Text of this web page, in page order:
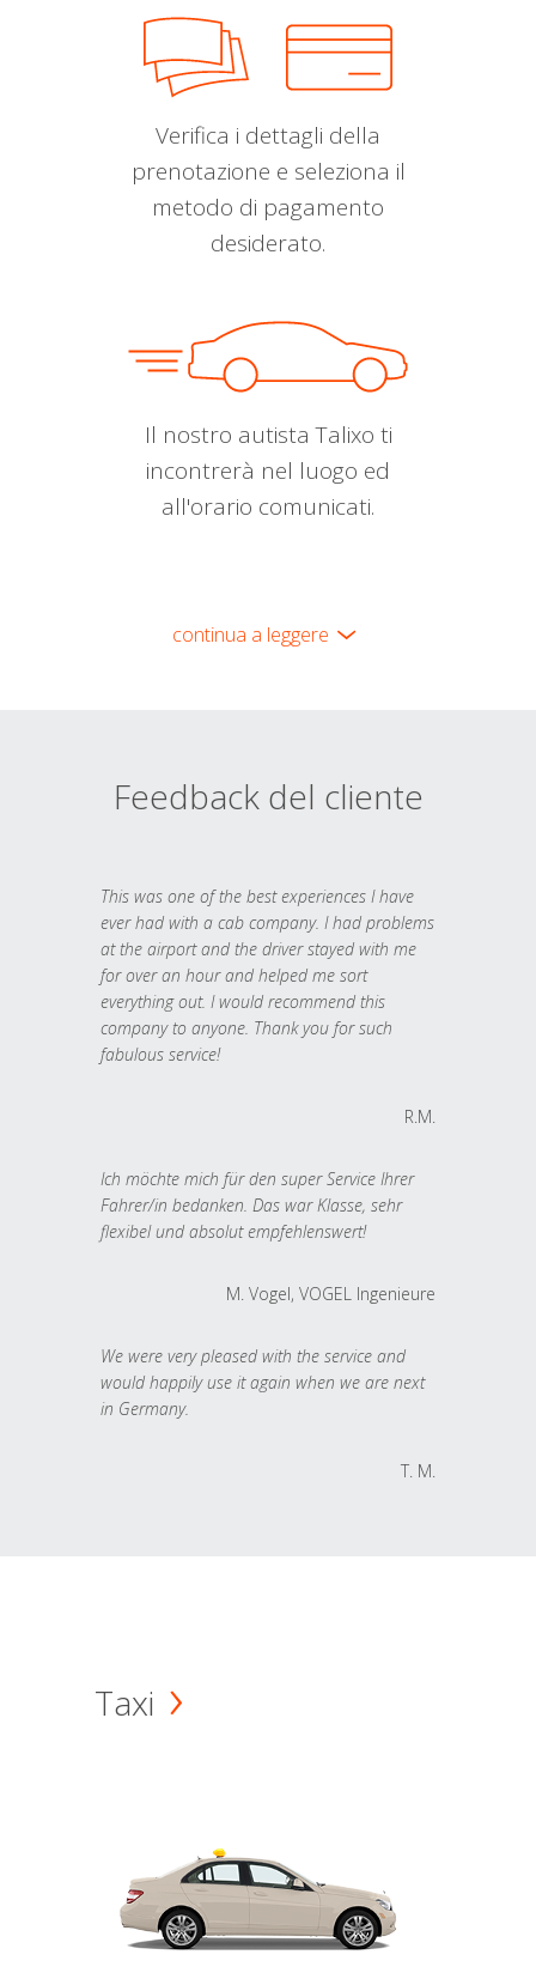
Verifica i dettagli della
prenotazione e seleziona il
metodo di pagamento
desiderato.
Il nostro autista Talixo ti
incontrerà nel luogo ed
all'orario comunicati.
continua a leggere
Feedback del cliente
This was one of the best experiences I have
ever had with a cab company. I had problems
at the airport and the driver stayed with me
for over an hour and helped me sort
everything out. I would recommend this
company to anyone. Thank you for such
fabulous service!
R.M.
Ich möchte mich für den super Service Ihrer
Fahrer/in bedanken. Das war Klasse, sehr
flexibel und absolut empfehlenswert!
M. Vogel, VOGEL Ingenieure
We were very pleased with the service and
would happily use it again when we are next
in Germany.
T. M.
Taxi